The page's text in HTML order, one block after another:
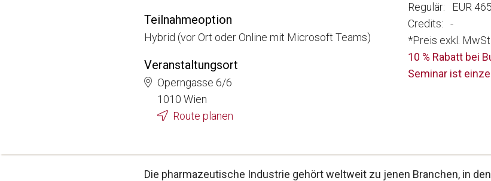
Teilnahmeoption
Hybrid (vor Ort oder Online mit Microsoft Teams)
Veranstaltungsort
Operngasse 6/6
1010 Wien
Route planen
Regulär: EUR
Credits: -
*Preis exkl. MwSt
10 % Rabatt bei
Seminar ist
Die pharmazeutische Industrie gehört weltweit zu jenen Branchen, in